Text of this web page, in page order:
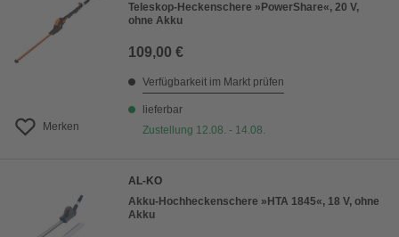
Merken
Teleskop-Heckenschere »PowerShare«, 20 V,
ohne Akku
109,00 €
Verfügbarkeit im Markt prüfen
lieferbar
Zustellung 12.08. - 14.08.
AL-KO
Akku-Hochheckenschere »HTA 1845«, 18 V, ohne
Akku